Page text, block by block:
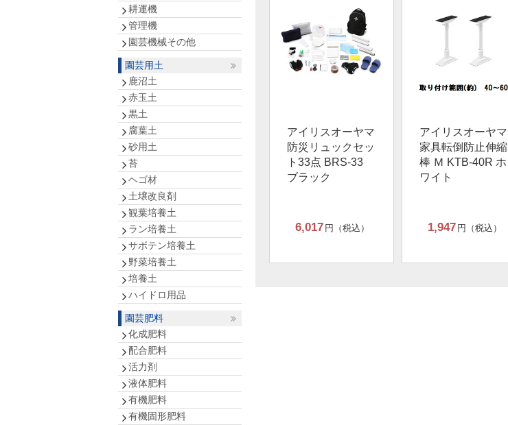
耕運機
管理機
園芸機械その他
園芸用土
鹿沼土
赤玉土
黒土
腐葉土
砂用土
苔
ヘゴ材
土壌改良剤
観葉培養土
ラン培養土
サボテン培養土
野菜培養土
培養土
ハイドロ用品
園芸肥料
化成肥料
配合肥料
活力剤
液体肥料
有機肥料
有機固形肥料
アイリスオーヤマ
防災リュックセッ
ト33点 BRS-33
ブラック
6,017 円（税込）
アイリスオーヤマ
家具転倒防止伸縮
棒 Ｍ KTB-40R ホ
ワイト
1,947 円（税込）